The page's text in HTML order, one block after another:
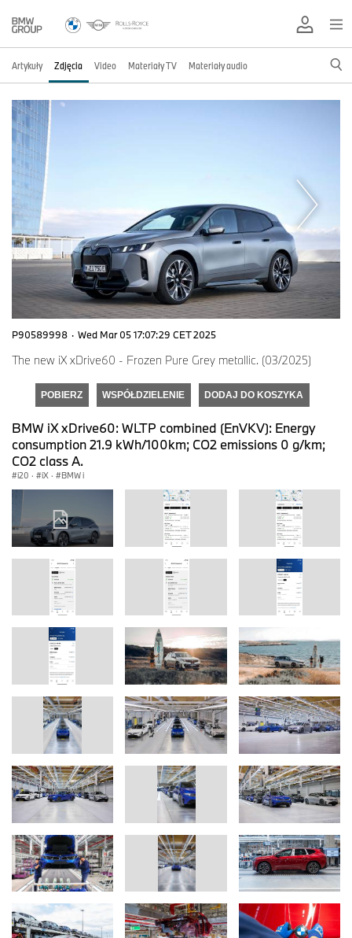
Artykuły Zdjęcia Video Materiały TV Materiały audio
P90589998 · Wed Mar 05 17:07:29 CET 2025
The new iX xDrive60 - Frozen Pure Grey metallic. (03/2025)
POBIERZ WSPÓŁDZIELENIE DODAJ DO KOSZYKA
BMW iX xDrive60: WLTP combined (EnVKV): Energy
consumption 21.9 kWh/100km; CO2 emissions 0 g/km;
CO2 class A.
i20 · iX · BMW i